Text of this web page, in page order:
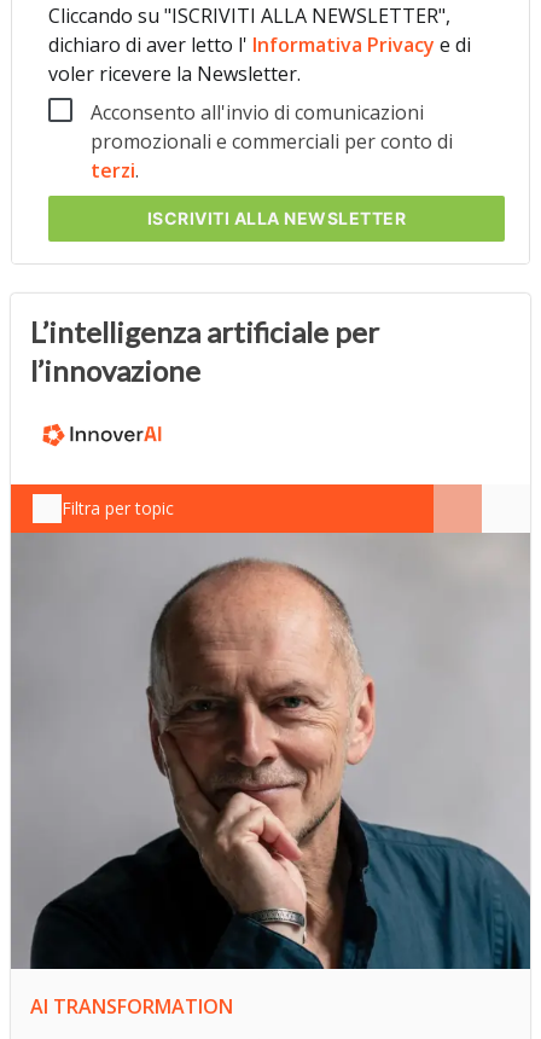
Cliccando su "ISCRIVITI ALLA NEWSLETTER",
dichiaro di aver letto l' Informativa Privacye di
voler ricevere la Newsletter.
Acconsento all'invio di comunicazioni
promozionali e commerciali per conto di
terzi.
ISCRIVITI ALLA NEWSLETTER
L’intelligenza artificiale per
l’innovazione
Filtra per topic
AI TRANSFORMATION